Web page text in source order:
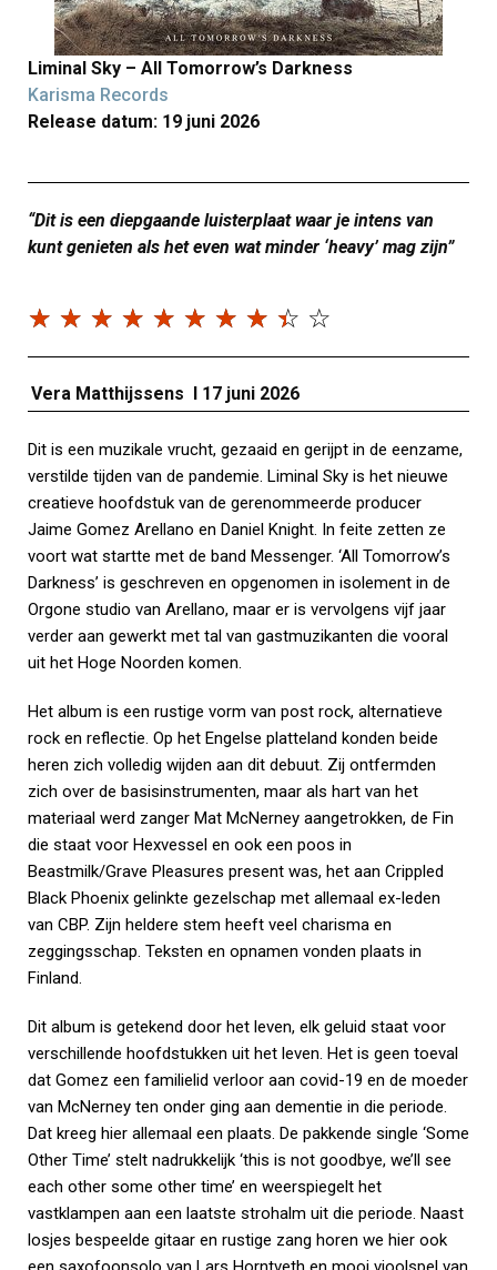
Liminal Sky – All Tomorrow’s Darkness
Karisma Records
Release datum: 19 juni 2026
“Dit is een diepgaande luisterplaat waar je intens van
kunt genieten als het even wat minder ‘heavy’ mag zijn”
☆ ☆ ☆ ☆ ☆ ☆ ☆ ☆ ☆ ☆
Vera Matthijssens I 17 juni 2026
Dit is een muzikale vrucht, gezaaid en gerijpt in de eenzame,
verstilde tijden van de pandemie. Liminal Sky is het nieuwe
creatieve hoofdstuk van de gerenommeerde producer
Jaime Gomez Arellano en Daniel Knight. In feite zetten ze
voort wat startte met de band Messenger. ‘All Tomorrow’s
Darkness’ is geschreven en opgenomen in isolement in de
Orgone studio van Arellano, maar er is vervolgens vijf jaar
verder aan gewerkt met tal van gastmuzikanten die vooral
uit het Hoge Noorden komen.
Het album is een rustige vorm van post rock, alternatieve
rock en reflectie. Op het Engelse platteland konden beide
heren zich volledig wijden aan dit debuut. Zij ontfermden
zich over de basisinstrumenten, maar als hart van het
materiaal werd zanger Mat McNerney aangetrokken, de Fin
die staat voor Hexvessel en ook een poos in
Beastmilk/Grave Pleasures present was, het aan Crippled
Black Phoenix gelinkte gezelschap met allemaal ex-leden
van CBP. Zijn heldere stem heeft veel charisma en
zeggingsschap. Teksten en opnamen vonden plaats in
Finland.
Dit album is getekend door het leven, elk geluid staat voor
verschillende hoofdstukken uit het leven. Het is geen toeval
dat Gomez een familielid verloor aan covid-19 en de moeder
van McNerney ten onder ging aan dementie in die periode.
Dat kreeg hier allemaal een plaats. De pakkende single ‘Some
Other Time’ stelt nadrukkelijk ‘this is not goodbye, we’ll see
each other some other time’ en weerspiegelt het
vastklampen aan een laatste strohalm uit die periode. Naast
losjes bespeelde gitaar en rustige zang horen we hier ook